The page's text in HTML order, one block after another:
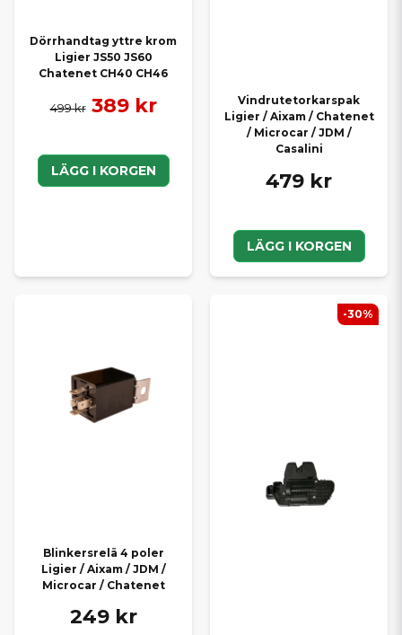
Dörrhandtag yttre krom
Ligier JS50 JS60
Chatenet CH40 CH46
499 kr 389 kr
LÄGG I KORGEN
Vindrutetorkarspak
Ligier / Aixam / Chatenet
/ Microcar / JDM /
Casalini
479 kr
LÄGG I KORGEN
Blinkersrelä 4 poler
Ligier / Aixam / JDM /
Microcar / Chatenet
249 kr
-30%